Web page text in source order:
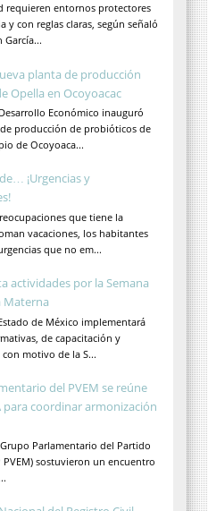
requieren entornos protectores
y con reglas claras, según señaló
planta de producción
Opella en Ocoyoacac
Económico inauguró
producción de probióticos de
de Ocoyoaca...
¡Urgencias y
que tiene la
vacaciones, los habitantes
que no em...
actividades por la Semana
Materna
de México implementará
de capacitación y
motivo de la S...
del PVEM se reúne
para coordinar armonización
Parlamentario del Partido
PVEM) sostuvieron un encuentro